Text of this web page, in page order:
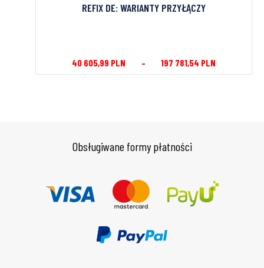
REFIX DE: WARIANTY PRZYŁĄCZY
40 605,99 PLN – 197 781,54 PLN
Obsługiwane formy płatności